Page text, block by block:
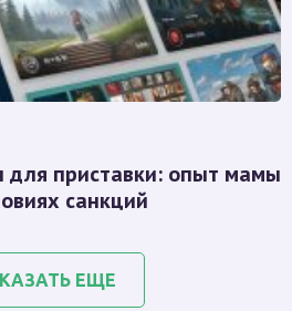
для приставки: опыт мамы
санкций
ЕЩЕ